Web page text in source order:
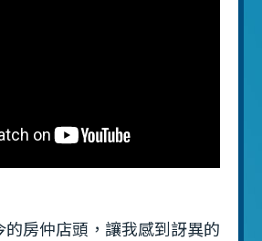
的房仲店頭，讓我感到訝異的